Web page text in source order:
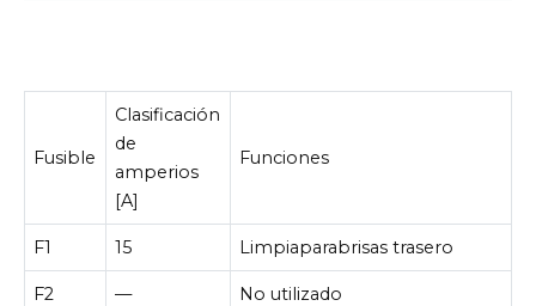
Fusible
Clasificación
de
amperios
[A]
Funciones
F1 15 Limpiaparabrisas trasero
F2 — No utilizado